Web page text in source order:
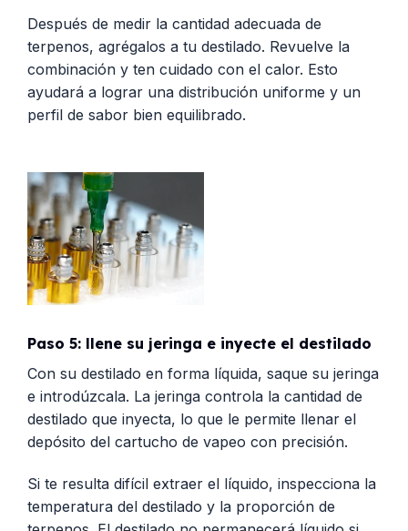
Después de medir la cantidad adecuada de
terpenos, agrégalos a tu destilado. Revuelve la
combinación y ten cuidado con el calor. Esto
ayudará a lograr una distribución uniforme y un
perfil de sabor bien equilibrado.
Paso 5: llene su jeringa e inyecte el destilado
Con su destilado en forma líquida, saque su jeringa
e introdúzcala. La jeringa controla la cantidad de
destilado que inyecta, lo que le permite llenar el
depósito del cartucho de vapeo con precisión.
Si te resulta difícil extraer el líquido, inspecciona la
temperatura del destilado y la proporción de